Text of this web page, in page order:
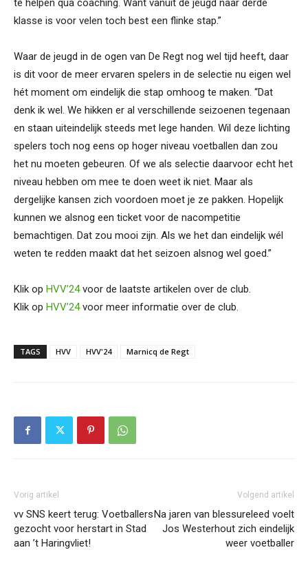
te helpen qua coaching. Want vanuit de jeugd naar derde
klasse is voor velen toch best een flinke stap.”
Waar de jeugd in de ogen van De Regt nog wel tijd heeft, daar
is dit voor de meer ervaren spelers in de selectie nu eigen wel
hét moment om eindelijk die stap omhoog te maken. “Dat
denk ik wel. We hikken er al verschillende seizoenen tegenaan
en staan uiteindelijk steeds met lege handen. Wil deze lichting
spelers toch nog eens op hoger niveau voetballen dan zou
het nu moeten gebeuren. Of we als selectie daarvoor echt het
niveau hebben om mee te doen weet ik niet. Maar als
dergelijke kansen zich voordoen moet je ze pakken. Hopelijk
kunnen we alsnog een ticket voor de nacompetitie
bemachtigen. Dat zou mooi zijn. Als we het dan eindelijk wél
weten te redden maakt dat het seizoen alsnog wel goed.”
Klik op HVV’24voor de laatste artikelen over de club.
Klik op HVV’24voor meer informatie over de club.
TAGS HVV HVV'24 Marnicq de Regt
Vorig artikel
vv SNS keert terug: Voetballers
gezocht voor herstart in Stad
aan ’t Haringvliet!
Volgend artikel
Na jaren van blessureleed voelt
Jos Westerhout zich eindelijk
weer voetballer